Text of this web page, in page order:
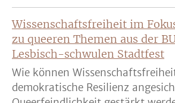
Wissenschaftsfreiheit im
zu queeren Themen aus der
Lesbisch-schwulen Stadtfest
Wie können
demokratische Resilienz